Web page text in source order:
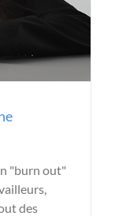
"burn out"
des